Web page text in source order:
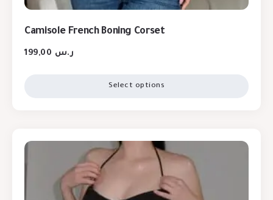
Camisole French Boning Corset
ر.س
Select options